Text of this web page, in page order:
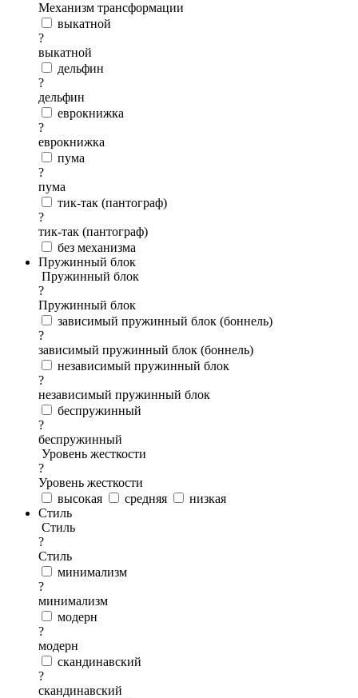
Механизм трансформации
выкатной
?
выкатной
дельфин
?
дельфин
еврокнижка
?
еврокнижка
пума
?
пума
тик-так (пантограф)
?
тик-так (пантограф)
без механизма
Пружинный блок
Пружинный блок
?
Пружинный блок
зависимый пружинный блок (боннель)
?
зависимый пружинный блок (боннель)
независимый пружинный блок
?
независимый пружинный блок
беспружинный
?
беспружинный
Уровень жесткости
?
Уровень жесткости
высокая
средняя
низкая
Стиль
Стиль
?
Стиль
минимализм
?
минимализм
модерн
?
модерн
скандинавский
?
скандинавский